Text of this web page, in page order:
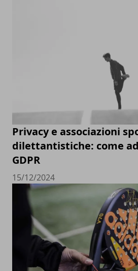
Privacy e associazioni
dilettantistiche: come
GDPR
15/12/2024